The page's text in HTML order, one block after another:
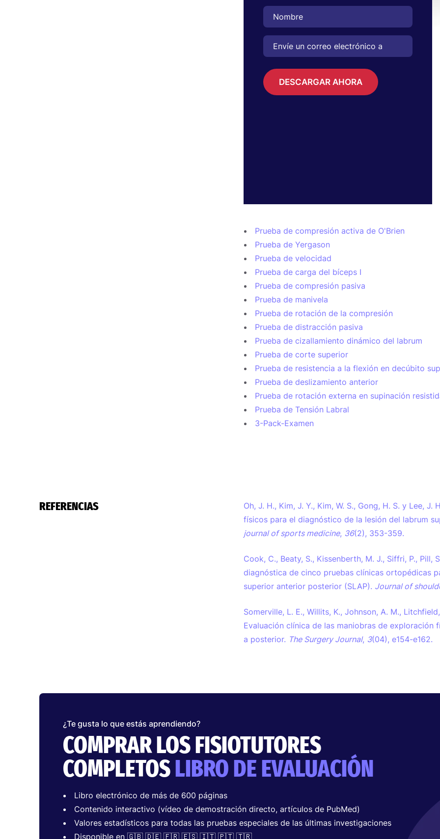
DESCARGAR AHORA
Prueba de compresión activa de O'Brien
Prueba de Yergason
Prueba de velocidad
Prueba de carga del bíceps I
Prueba de compresión pasiva
Prueba de manivela
Prueba de rotación de la compresión
Prueba de distracción pasiva
Prueba de cizallamiento dinámico del labrum
Prueba de corte superior
Prueba de resistencia a la flexión en decúbito
Prueba de deslizamiento anterior
Prueba de rotación externa en supinación
Prueba de Tensión Labral
3-Pack-Examen
REFERENCIAS
Oh, J. H., Kim, J. Y., Kim, W. S., Gong, H. S. y Lee,
físicos para el diagnóstico de la lesión del labrum
journal of sports medicine, 36(2), 353-359.
Cook, C., Beaty, S., Kissenberth, M. J., Siffri, P., Pill,
diagnóstica de cinco pruebas clínicas ortopédicas
superior anterior posterior (SLAP). Journal of
Somerville, L. E., Willits, K., Johnson, A. M.,
Evaluación clínica de las maniobras de
a posterior. The Surgery Journal, 3(04), e154-e162.
¿Te gusta lo que estás aprendiendo?
COMPRAR LOS FISIOTUTORES
COMPLETOSLIBRO DE EVALUACIÓN
Libro electrónico de más de 600 páginas
Contenido interactivo (vídeo de demostración directo, artículos de PubMed)
Valores estadísticos para todas las pruebas especiales de las últimas investigaciones
Disponible en 🇬🇧 🇩🇪 🇫🇷 🇪🇸 🇮🇹 🇵🇹 🇹🇷